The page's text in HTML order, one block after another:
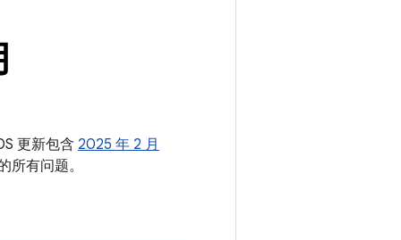
更新包含 2025 年 2 月
有问题。